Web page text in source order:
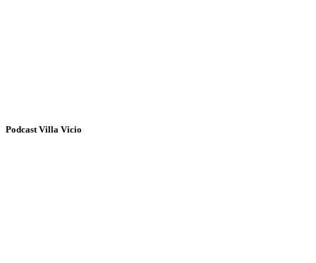
Podcast Villa Vicio